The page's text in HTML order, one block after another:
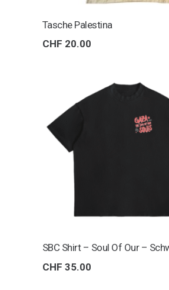
Tasche Palestina
CHF 20.00
SBC Shirt – Soul Of Our –
CHF 35.00